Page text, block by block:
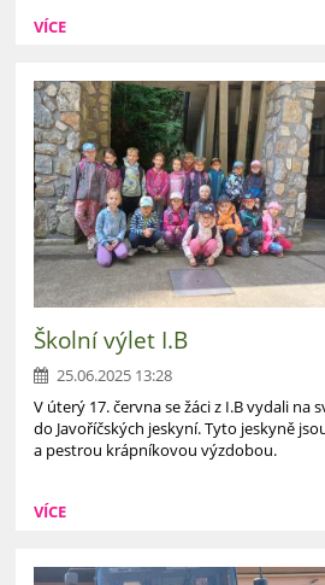
VÍCE
Školní výlet I.B
25.06.2025 13:28
V úterý 17. června se žáci z I.B vydali na
do Javoříčských jeskyní. Tyto jeskyně
a pestrou krápníkovou výzdobou.
VÍCE